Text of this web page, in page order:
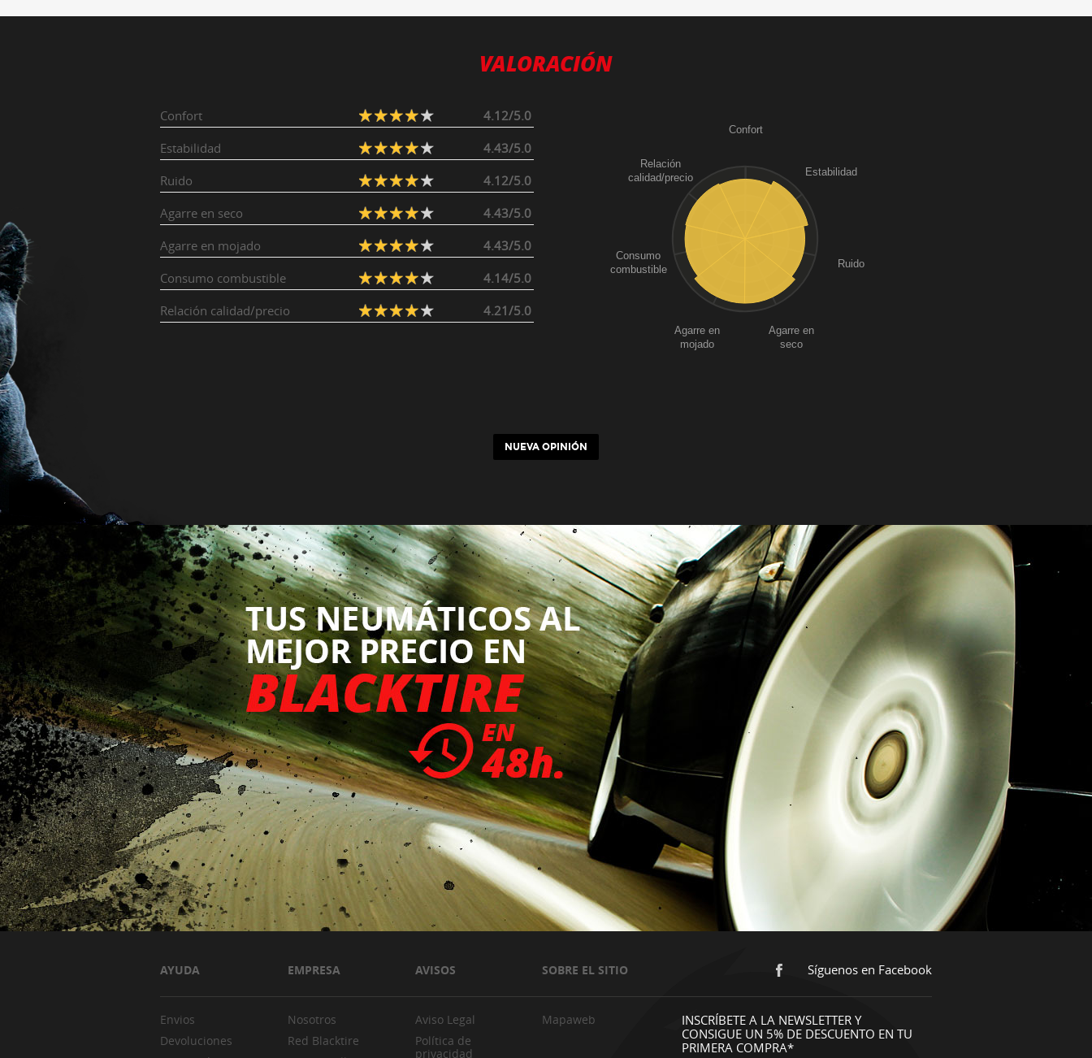
VALORACIÓN
Confort
4.12/5.0
Estabilidad
4.43/5.0
Ruido
4.12/5.0
Agarre en seco
4.43/5.0
Agarre en mojado
4.43/5.0
Consumo combustible
4.14/5.0
Relación calidad/precio
4.21/5.0
Confort
Estabilidad
Ruido
Agarre en
seco
Agarre en
mojado
Consumo
combustible
Relación
calidad/precio
NUEVA OPINIÓN
AYUDA EMPRESA AVISOS SOBRE EL SITIO Síguenos en Facebook
Envios
Devoluciones
Nosotros
Red Blacktire
Aviso Legal
Política de
privacidad
Mapaweb
INSCRÍBETE A LA NEWSLETTER Y
CONSIGUE UN 5% DE DESCUENTO EN TU
PRIMERA COMPRA*